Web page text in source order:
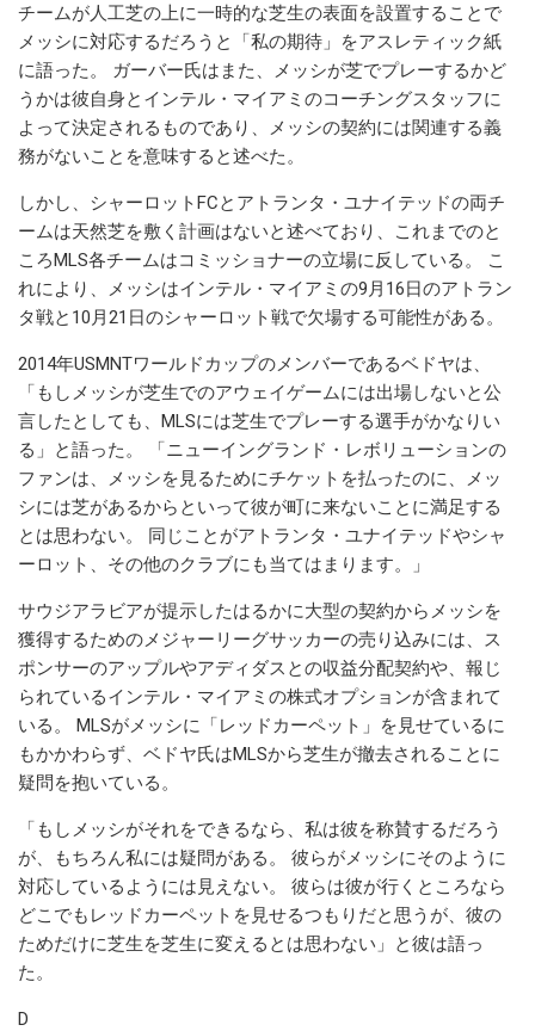
チームが人工芝の上に一時的な芝生の表面を設置することで
メッシに対応するだろうと「私の期待」をアスレティック紙
に語った。 ガーバー氏はまた、メッシが芝でプレーするかど
うかは彼自身とインテル・マイアミのコーチングスタッフに
よって決定されるものであり、メッシの契約には関連する義
務がないことを意味すると述べた。
しかし、シャーロットFCとアトランタ・ユナイテッドの両チ
ームは天然芝を敷く計画はないと述べており、これまでのと
ころMLS各チームはコミッショナーの立場に反している。 こ
れにより、メッシはインテル・マイアミの9月16日のアトラン
タ戦と10月21日のシャーロット戦で欠場する可能性がある。
2014年USMNTワールドカップのメンバーであるベドヤは、
「もしメッシが芝生でのアウェイゲームには出場しないと公
言したとしても、MLSには芝生でプレーする選手がかなりい
る」と語った。 「ニューイングランド・レボリューションの
ファンは、メッシを見るためにチケットを払ったのに、メッ
シには芝があるからといって彼が町に来ないことに満足する
とは思わない。 同じことがアトランタ・ユナイテッドやシャ
ーロット、その他のクラブにも当てはまります。」
サウジアラビアが提示したはるかに大型の契約からメッシを
獲得するためのメジャーリーグサッカーの売り込みには、ス
ポンサーのアップルやアディダスとの収益分配契約や、報じ
られているインテル・マイアミの株式オプションが含まれて
いる。 MLSがメッシに「レッドカーペット」を見せているに
もかかわらず、ベドヤ氏はMLSから芝生が撤去されることに
疑問を抱いている。
「もしメッシがそれをできるなら、私は彼を称賛するだろう
が、もちろん私には疑問がある。 彼らがメッシにそのように
対応しているようには見えない。 彼らは彼が行くところなら
どこでもレッドカーペットを見せるつもりだと思うが、彼の
ためだけに芝生を芝生に変えるとは思わない」と彼は語っ
た。
D